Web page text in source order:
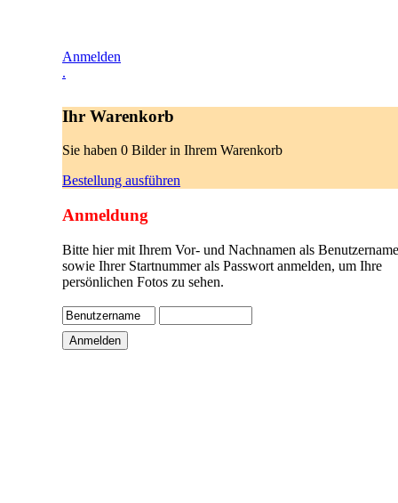
Anmelden
.
Ihr Warenkorb
Sie haben 0 Bilder in Ihrem Warenkorb
Bestellung ausführen
Anmeldung
Bitte hier mit Ihrem Vor- und Nachnamen als
sowie Ihrer Startnummer als Passwort anmelden, um Ihre
persönlichen Fotos zu sehen.